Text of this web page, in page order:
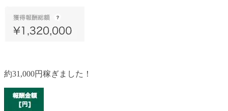
約31,000円稼ぎました！